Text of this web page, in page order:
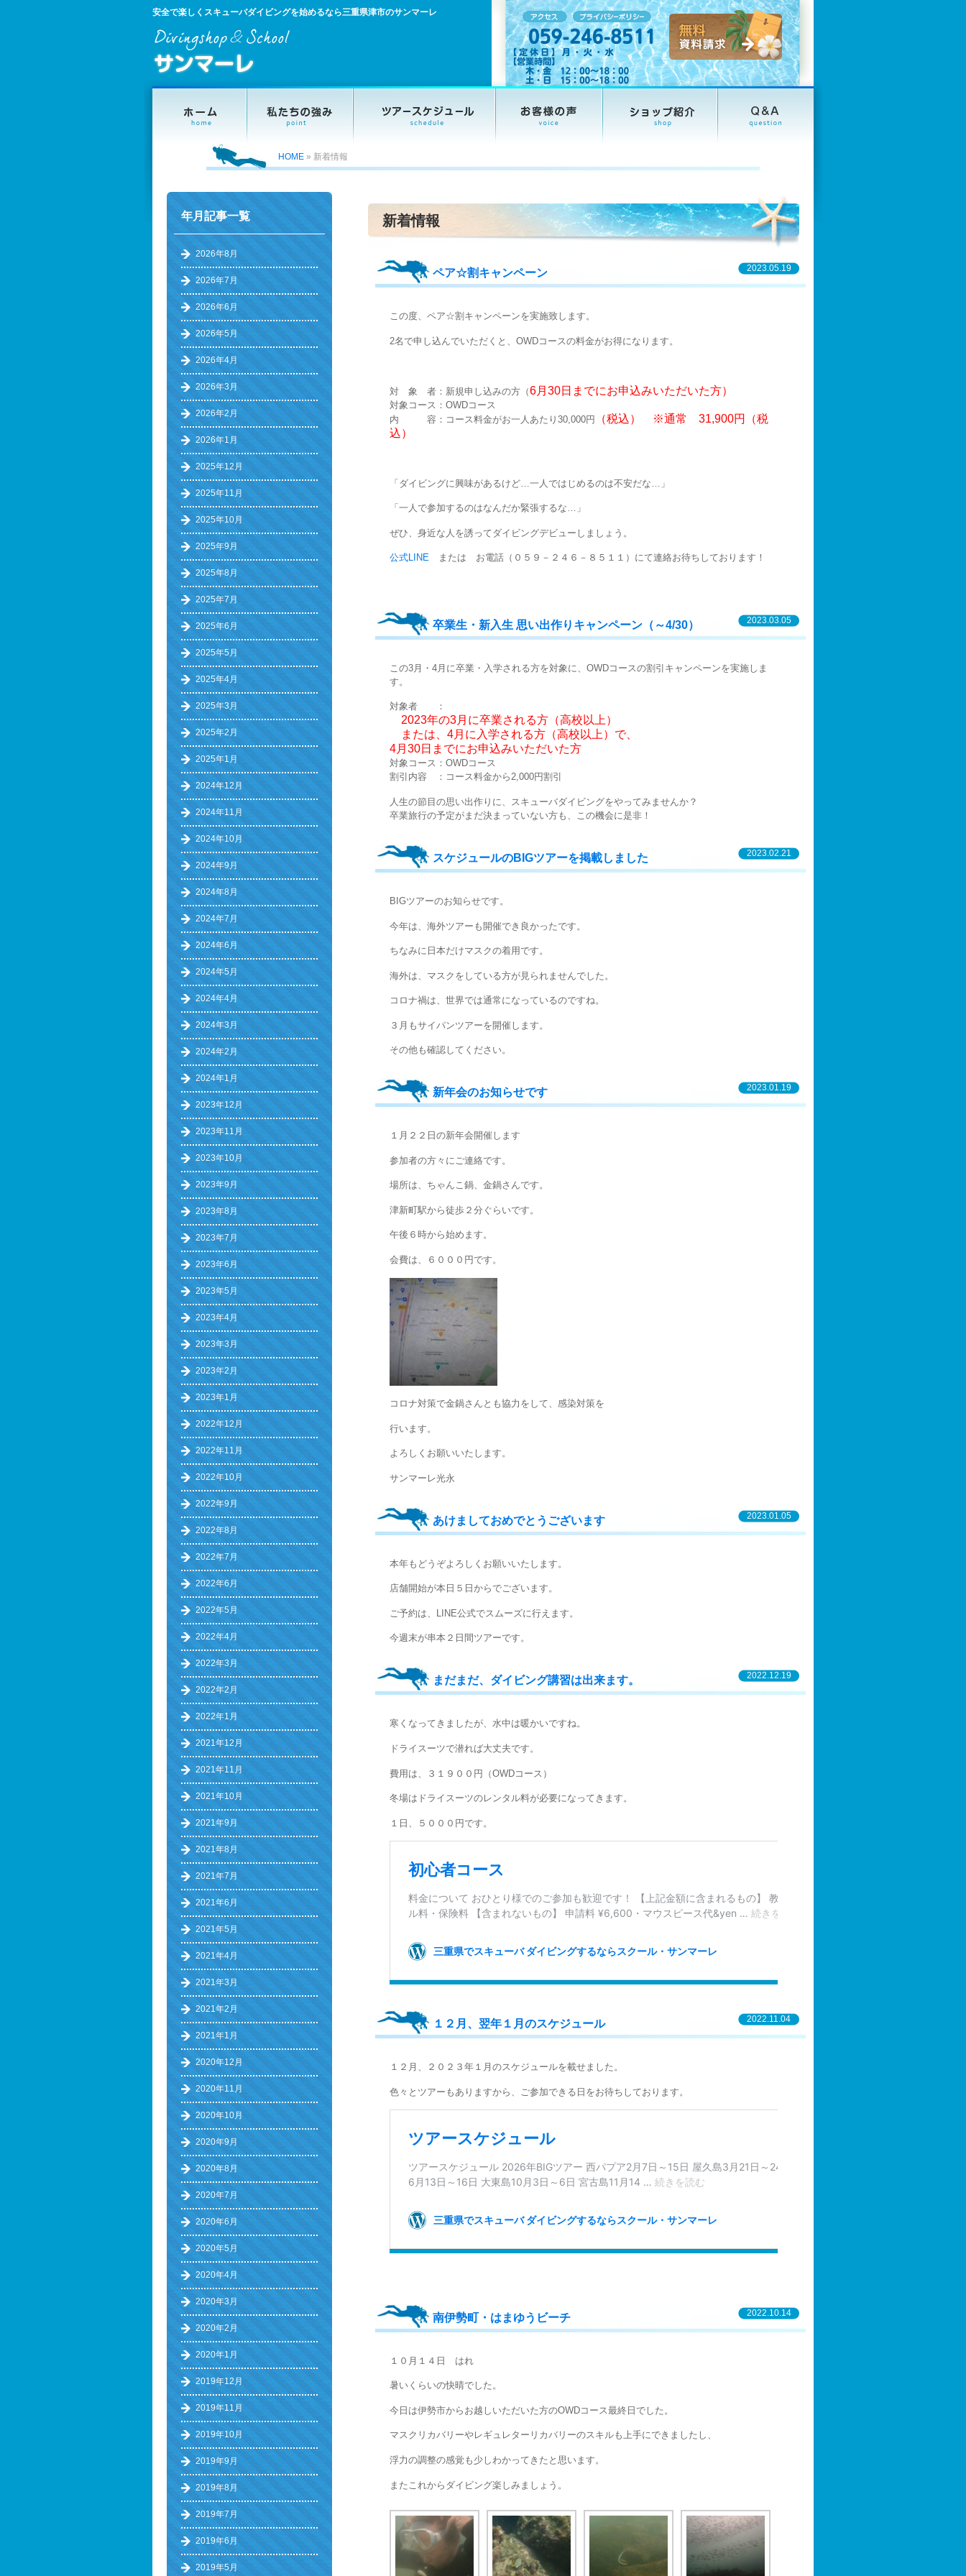
安全で楽しくスキューバダイビングを始めるなら三重県津市のサンマーレ
HOME » 新着情報
新着情報
ペア☆割キャンペーン 2023.05.19
この度、ペア☆割キャンペーンを実施致します。
2名で申し込んでいただくと、OWDコースの料金がお得になります。
対 象 者：新規申し込みの方（6月30日までにお申込みいただいた方）
対象コース：OWDコース
内 容：コース料金がお一人あたり30,000円
（税込）
※通常 31,900円（税
込）
「ダイビングに興味があるけど…一人ではじめるのは不安だな…」
「一人で参加するのはなんだか緊張するな…」
ぜひ、身近な人を誘ってダイビングデビューしましょう。
公式LINE または お電話（０５９－２４６－８５１１）にて連絡お待ちしております！
卒業生・新入生 思い出作りキャンペーン（～4/30） 2023.03.05
この3月・4月に卒業・入学される方を対象に、OWDコースの割引キャンペーンを実施しま
す。
対象者 ：
2023年の3月に卒業される方（高校以上）
または、4月に入学される方（高校以上）で、
4月30日までにお申込みいただいた方
対象コース：OWDコース
割引内容 ：コース料金から2,000円割引
人生の節目の思い出作りに、スキューバダイビングをやってみませんか？
卒業旅行の予定がまだ決まっていない方も、この機会に是非！
スケジュールのBIGツアーを掲載しました 2023.02.21
BIGツアーのお知らせです。
今年は、海外ツアーも開催でき良かったです。
ちなみに日本だけマスクの着用です。
海外は、マスクをしている方が見られませんでした。
コロナ禍は、世界では通常になっているのですね。
３月もサイパンツアーを開催します。
その他も確認してください。
新年会のお知らせです 2023.01.19
１月２２日の新年会開催します
参加者の方々にご連絡です。
場所は、ちゃんこ鍋、金鍋さんです。
津新町駅から徒歩２分ぐらいです。
午後６時から始めます。
会費は、６０００円です。
コロナ対策で金鍋さんとも協力をして、感染対策を
行います。
よろしくお願いいたします。
サンマーレ光永
あけましておめでとうございます 2023.01.05
本年もどうぞよろしくお願いいたします。
店舗開始が本日５日からでございます。
ご予約は、LINE公式でスムーズに行えます。
今週末が串本２日間ツアーです。
まだまだ、ダイビング講習は出来ます。 2022.12.19
寒くなってきましたが、水中は暖かいですね。
ドライスーツで潜れば大丈夫です。
費用は、３１９００円（OWDコース）
冬場はドライスーツのレンタル料が必要になってきます。
１日、５０００円です。
１２月、翌年１月のスケジュール 2022.11.04
１２月、２０２３年１月のスケジュールを載せました。
色々とツアーもありますから、ご参加できる日をお待ちしております。
南伊勢町・はまゆうビーチ 2022.10.14
１０月１４日 はれ
暑いくらいの快晴でした。
今日は伊勢市からお越しいただいた方のOWDコース最終日でした。
マスクリカバリーやレギュレターリカバリーのスキルも上手にできましたし、
浮力の調整の感覚も少しわかってきたと思います。
またこれからダイビング楽しみましょう。
年月記事一覧
2026年8月
2026年7月
2026年6月
2026年5月
2026年4月
2026年3月
2026年2月
2026年1月
2025年12月
2025年11月
2025年10月
2025年9月
2025年8月
2025年7月
2025年6月
2025年5月
2025年4月
2025年3月
2025年2月
2025年1月
2024年12月
2024年11月
2024年10月
2024年9月
2024年8月
2024年7月
2024年6月
2024年5月
2024年4月
2024年3月
2024年2月
2024年1月
2023年12月
2023年11月
2023年10月
2023年9月
2023年8月
2023年7月
2023年6月
2023年5月
2023年4月
2023年3月
2023年2月
2023年1月
2022年12月
2022年11月
2022年10月
2022年9月
2022年8月
2022年7月
2022年6月
2022年5月
2022年4月
2022年3月
2022年2月
2022年1月
2021年12月
2021年11月
2021年10月
2021年9月
2021年8月
2021年7月
2021年6月
2021年5月
2021年4月
2021年3月
2021年2月
2021年1月
2020年12月
2020年11月
2020年10月
2020年9月
2020年8月
2020年7月
2020年6月
2020年5月
2020年4月
2020年3月
2020年2月
2020年1月
2019年12月
2019年11月
2019年10月
2019年9月
2019年8月
2019年7月
2019年6月
2019年5月